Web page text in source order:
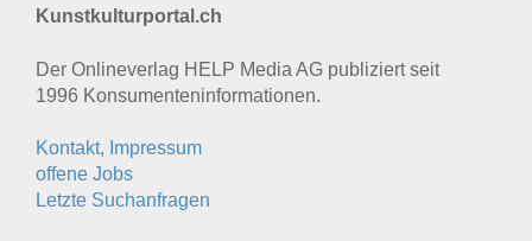
Kunstkulturportal.ch
Der Onlineverlag HELP Media AG publiziert seit
1996 Konsumenten­informationen.
Kontakt, Impressum
offene Jobs
Letzte Suchanfragen